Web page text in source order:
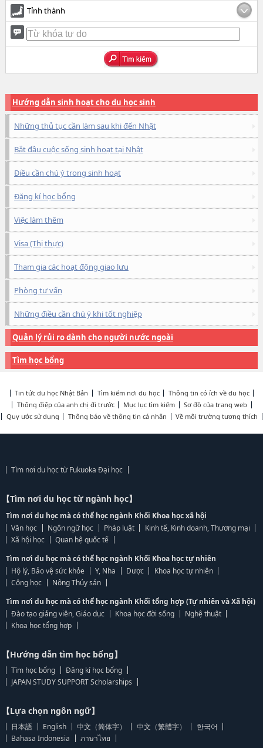
Tỉnh thành
Hướng dẫn sinh hoạt cho du học sinh
Những thủ tục cần làm sau khi đến Nhật
Bắt đầu cuộc sống sinh hoạt tại Nhật
Điều cần chú ý trong sinh hoạt
Đăng kí học bổng
Việc làm thêm
Visa (Thị thực)
Tham gia các hoạt động giao lưu
Phòng tư vấn
Những điều cần chú ý khi tốt nghiệp
Quản lý rủi ro dành cho người nước ngoài
Tìm học bổng
Tin tức du học Nhật Bản Tìm kiếm nơi du học
Thông tin có ích về du học
Thông điệp của anh chị đi trước
Mục lục tìm kiếm
Sơ đồ của trang web
Quy ước sử dụng
Thông báo về thông tin cá nhân Về môi trường tương thích
Tìm nơi du học từ Fukuoka Đại học
【Tìm nơi du học từ ngành học】
Tìm nơi du học mà có thể học ngành Khối Khoa học xã hội
Văn học
Ngôn ngữ học Pháp luật
Kinh tế, Kinh doanh, Thương mại
Xã hội học
Quan hệ quốc tế
Tìm nơi du học mà có thể học ngành Khối Khoa học tự nhiên
Hộ lý, Bảo vệ sức khỏe
Y, Nha Dược
Khoa học tự nhiên
Công học
Nông Thủy sản
Tìm nơi du học mà có thể học ngành Khối tổng hợp (Tự nhiên và Xã hội)
Đào tạo giảng viên, Giáo dục
Khoa học đời sống
Nghệ thuật
Khoa học tổng hợp
【Hướng dẫn tìm học bổng】
Tìm học bổng
Đăng kí học bổng
JAPAN STUDY SUPPORT Scholarships
【Lựa chọn ngôn ngữ】
日本語 English 中文（简体字） 中文（繁體字）
한국어
Bahasa Indonesia
ภาษาไทย